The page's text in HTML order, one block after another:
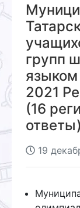
групп
2021
(16
ответы)
19